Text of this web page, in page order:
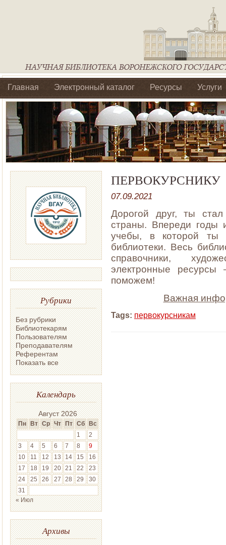
Главная Электронный каталог Ресурсы Услуги
Библиотеки регионального отделения Ассоциации
Рубрики
Без рубрики
Библиотекарям
Пользователям
Преподавателям
Референтам
Показать все
Календарь
Август 2026
Пн Вт Ср Чт Пт Сб Вс
1
2
3
4 5 6 7 8
9
10
11 12 13 14 15
16
17
18 19 20 21 22
23
24
25 26 27 28 29
30
31
« Июл
Архивы
ПЕРВОКУРСНИКУ
07.09.2021
Дорогой друг, ты
страны. Впереди годы
учебы, в которой ты
библиотеки. Весь
справочники,
электронные
поможем!
Важная
Tags: первокурсникам